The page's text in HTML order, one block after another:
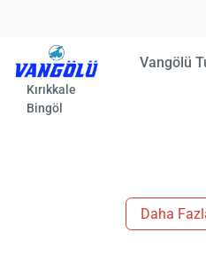
Vangölü
Kırıkkale
Bingöl
Daha